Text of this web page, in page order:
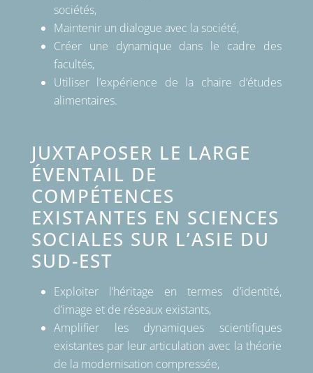
sociétés,
Maintenir un dialogue avec la société,
Créer une dynamique dans le cadre des
facultés,
Utiliser l’expérience de la chaire d’études
alimentaires.
JUXTAPOSER LE LARGE
ÉVENTAIL DE
COMPÉTENCES
EXISTANTES EN SCIENCES
SOCIALES SUR L’ASIE DU
SUD-EST
Exploiter l’héritage en termes d’identité,
d’image et de réseaux existants,
Amplifier les dynamiques scientifiques
existantes par leur articulation avec la théorie
de la modernisation compressée,